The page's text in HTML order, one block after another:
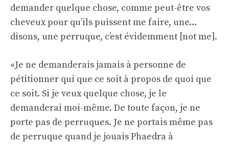
demander quelque chose, comme peut-être vos
cheveux pour qu’ils puissent me faire, une…
disons, une perruque, c’est évidemment [not me].
«Je ne demanderais jamais à personne de
pétitionner qui que ce soit à propos de quoi que
ce soit. Si je veux quelque chose, je le
demanderai moi-même. De toute façon, je ne
porte pas de perruques. Je ne portais même pas
de perruque quand je jouais Phaedra à